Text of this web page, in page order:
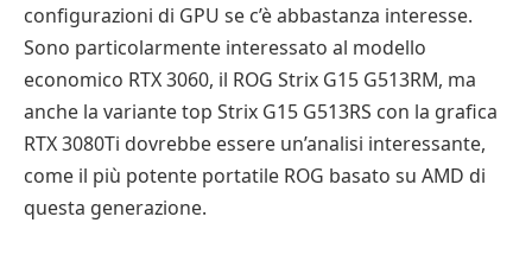
configurazioni di GPU se c’è abbastanza interesse.
Sono particolarmente interessato al modello
economico RTX 3060, il ROG Strix G15 G513RM, ma
anche la variante top Strix G15 G513RS con la grafica
RTX 3080Ti dovrebbe essere un’analisi interessante,
come il più potente portatile ROG basato su AMD di
questa generazione.